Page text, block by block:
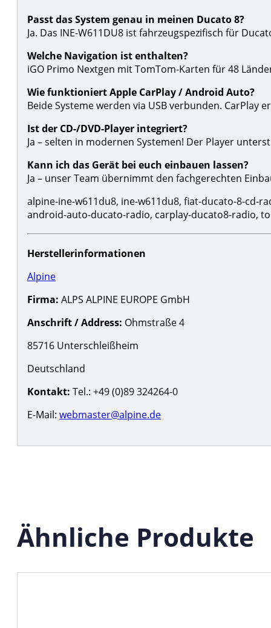
Passt das System genau in meinen Ducato 8?
Ja. Das INE-W611DU8 ist fahrzeugspezifisch für
Welche Navigation ist enthalten?
iGO Primo Nextgen mit TomTom-Karten für 48
Wie funktioniert Apple CarPlay / Android Auto?
Beide Systeme werden via USB verbunden. CarPlay
Ist der CD-/DVD-Player integriert?
Ja – selten in modernen Systemen! Der Player
Kann ich das Gerät bei euch einbauen lassen?
Ja – unser Team übernimmt den fachgerechten
alpine-ine-w611du8, ine-w611du8, fiat-ducato-8-
android-auto-ducato-radio, carplay-ducato8-radio,
Herstellerinformationen
Alpine
Firma: ALPS ALPINE EUROPE GmbH
Anschrift / Address: Ohmstraße 4
85716 Unterschleißheim
Deutschland
Kontakt: Tel.: +49 (0)89 324264-0
E-Mail: webmaster@alpine.de
Ähnliche Produkte